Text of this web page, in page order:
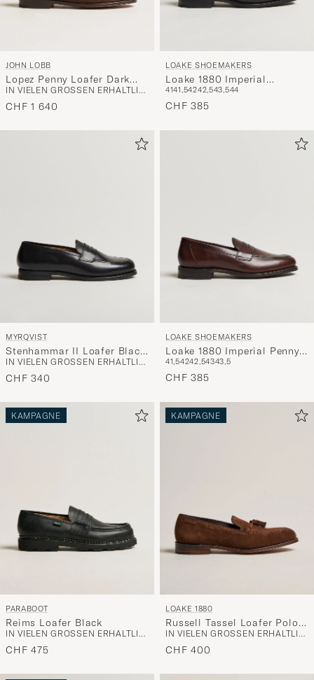
JOHN LOBB
Lopez Penny Loafer Dark
Brown Suede
IN VIELEN GRÖSSEN ERHÄLTLICH
CHF 1 640
LOAKE SHOEMAKERS
Loake 1880 Imperial
Grained Penny Loafer Black
4141,54242,543,544
CHF 385
MYRQVIST
Stenhammar II Loafer Black
Calf
IN VIELEN GRÖSSEN ERHÄLTLICH
CHF 340
LOAKE SHOEMAKERS
Loake 1880 Imperial Penny
Loafer Dark Brown
41,54242,54343,5
CHF 385
KAMPAGNE
PARABOOT
Reims Loafer Black
IN VIELEN GRÖSSEN ERHÄLTLICH
CHF 475
KAMPAGNE
LOAKE 1880
Russell Tassel Loafer Polo
Oiled Suede
IN VIELEN GRÖSSEN ERHÄLTLICH
CHF 400